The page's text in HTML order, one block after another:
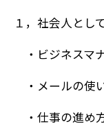
１，社会人とし
・ビジネスマ
・メールの使
・仕事の進め